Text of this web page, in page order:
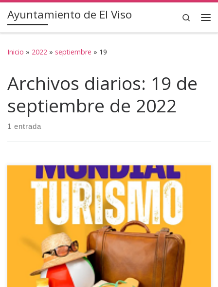
Saltar al contenido
Ayuntamiento de El Viso Search
Inicio » 2022 » septiembre » 19
Archivos diarios: 19 de
septiembre de 2022
1 entrada
El próximo día 27 de Septiembre es el Día Mundial del
Turismo y con motivo de este día el Ayuntamiento
desarrollará diversas actividades para que los vecinos y
foráneos puedan disfrutar y conocer la historia y
patrimonio de nuestro municipio. Os dejamos los detalles
de las actividades: 24 y 25 […]